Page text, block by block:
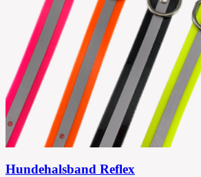
Hundehalsband Reflex